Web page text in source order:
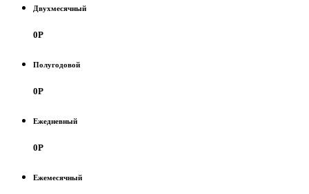
Двухмесячный
0Р
Полугодовой
0Р
Ежедневный
0Р
Ежемесячный